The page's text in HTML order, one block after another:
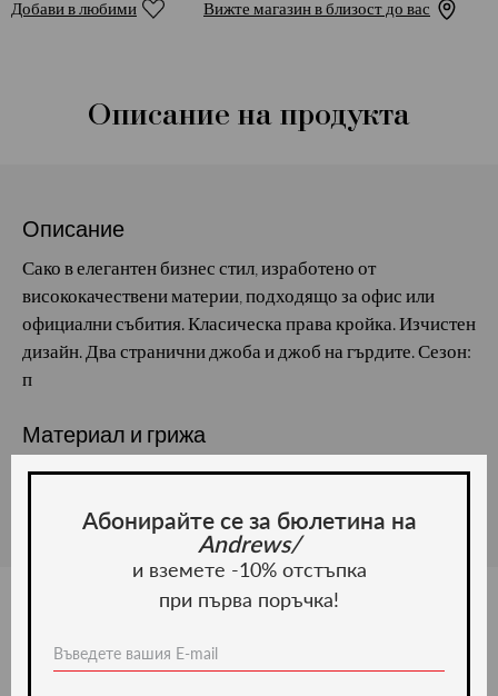
Добави в любими Вижте магазин в близост до вас
Описание на продукта
Описание
Сако в елегантен бизнес стил, изработено от
висококачествени материи, подходящо за офис или
официални събития. Класическа права кройка. Изчистен
дизайн. Два странични джоба и джоб на гърдите. Сезон:
п
Материал и грижа
Материал:
Ние препоръчваме
Абонирайте се за бюлетина на
Andrews/
и вземете -10% отстъпка
при първа поръчка!